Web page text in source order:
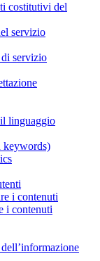
costitutivi del
servizio
di servizio
linguaggio
keywords)
i contenuti
i contenuti